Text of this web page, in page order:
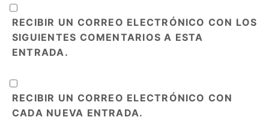
RECIBIR UN CORREO ELECTRÓNICO CON LOS
SIGUIENTES COMENTARIOS A ESTA
ENTRADA.
RECIBIR UN CORREO ELECTRÓNICO CON
CADA NUEVA ENTRADA.